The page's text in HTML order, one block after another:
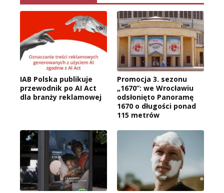
IAB Polska publikuje
przewodnik po AI Act
dla branży reklamowej
Promocja 3. sezonu
„1670”: we Wrocławiu
odsłonięto Panoramę
1670 o długości ponad
115 metrów